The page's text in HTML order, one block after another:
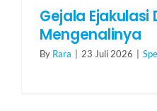
Gejala Ejakulasi
Mengenalinya
By Rara 23 Juli 2026